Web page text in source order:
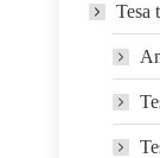
Tesa